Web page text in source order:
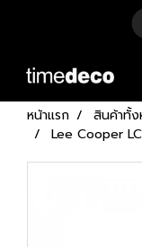
หน้าแรก สินค้าทั้
Lee Cooper